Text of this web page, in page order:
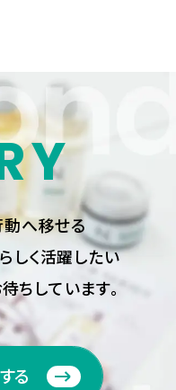
動へ移せる
しく活躍したい
ちしています。
る